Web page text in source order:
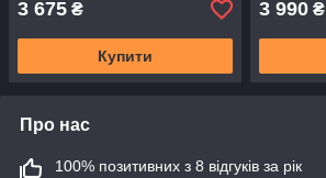
3 675 ₴
Купити
3 990 ₴
Про нас
100% позитивних з 8 відгуків за рік